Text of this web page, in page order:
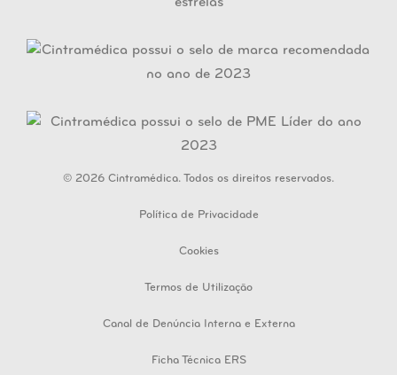
© 2026 Cintramédica. Todos os direitos reservados.
Política de Privacidade
Cookies
Termos de Utilização
Canal de Denúncia Interna e Externa
Ficha Técnica ERS